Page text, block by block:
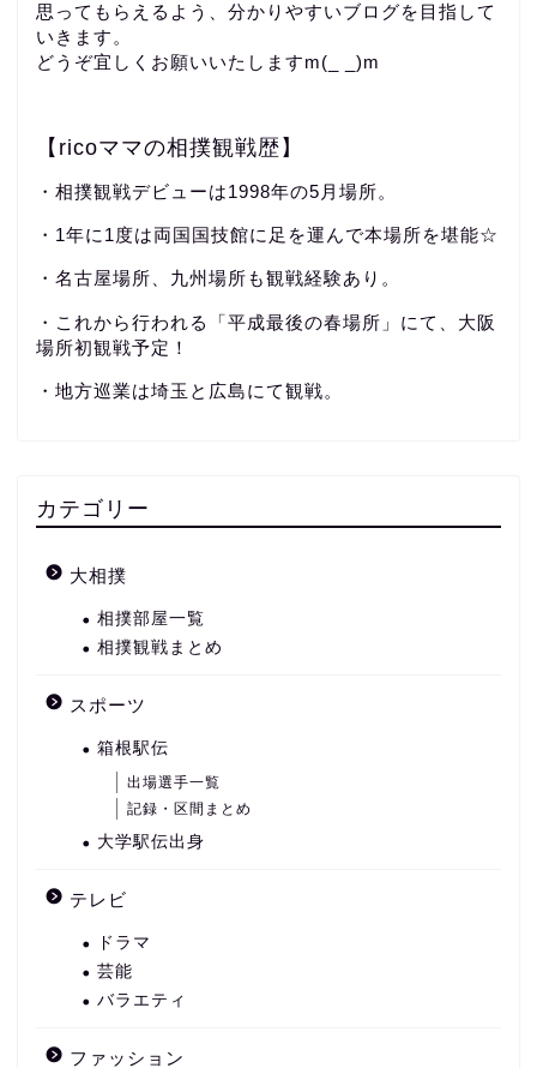
思ってもらえるよう、分かりやすいブログを目指して
いきます。
どうぞ宜しくお願いいたしますm(_ _)m
【ricoママの相撲観戦歴】
・相撲観戦デビューは1998年の5月場所。
・1年に1度は両国国技館に足を運んで本場所を堪能☆
・名古屋場所、九州場所も観戦経験あり。
・これから行われる「平成最後の春場所」にて、大阪
場所初観戦予定！
・地方巡業は埼玉と広島にて観戦。
カテゴリー
大相撲
相撲部屋一覧
相撲観戦まとめ
スポーツ
箱根駅伝
出場選手一覧
記録・区間まとめ
大学駅伝出身
テレビ
ドラマ
芸能
バラエティ
ファッション